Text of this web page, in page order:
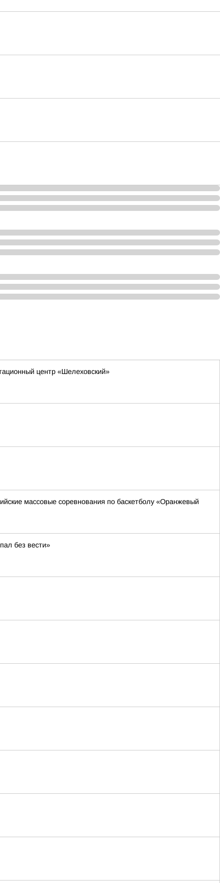
центр «Шелеховский»
массовые соревнования по баскетболу «Оранжевый
без вести»